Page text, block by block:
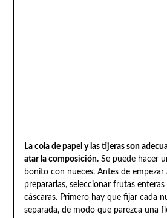
La cola de papel y las tijeras son
atar la composición.Se puede hacer
bonito con nueces. Antes de empezar
prepararlas, seleccionar frutas enteras
cáscaras. Primero hay que fijar cada
separada, de modo que parezca una